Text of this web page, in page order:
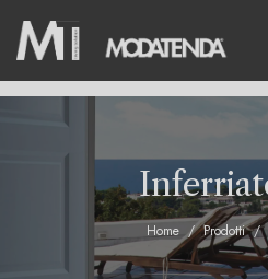
Home Prodotti